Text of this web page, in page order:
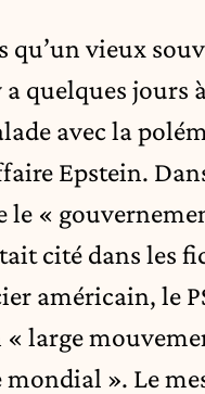
qu’un vieux
quelques jours
avec la
Epstein.
le «
cité dans les
américain, le
large
». Le